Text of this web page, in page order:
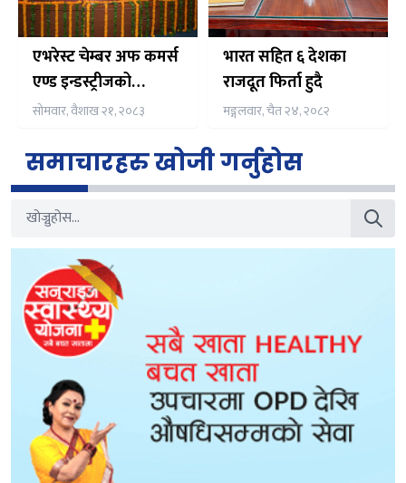
एभरेस्ट चेम्बर अफ कमर्स
एण्ड इन्डस्ट्रीजको
अध्यक्षमा डा. मोहन कुमार
सोमवार, वैशाख २१, २०८३
भारत सहित ६ देशका
राजदूत फिर्ता हुदै
मङ्गलवार, चैत २४, २०८२
समाचारहरु खोजी गर्नुहोस